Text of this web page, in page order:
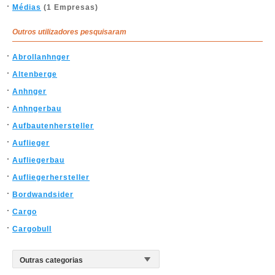
Médias (1 Empresas)
Outros utilizadores pesquisaram
Abrollanhnger
Altenberge
Anhnger
Anhngerbau
Aufbautenhersteller
Auflieger
Aufliegerbau
Aufliegerhersteller
Bordwandsider
Cargo
Cargobull